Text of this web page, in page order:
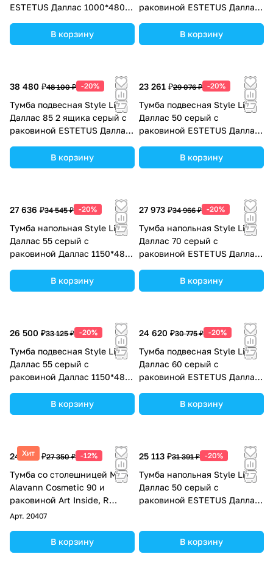
ESTETUS Даллас 1000*480
В корзину
раковиной ESTETUS Даллас
В корзину
38 480 ₽48 100 ₽ -20%
Тумба подвесная Style Line
Даллас 85 2 ящика серый с
раковиной ESTETUS Даллас
В корзину
23 261 ₽29 076 ₽ -20%
Тумба подвесная Style Line
Даллас 50 серый с
раковиной ESTETUS Даллас
В корзину
27 636 ₽34 545 ₽ -20%
Тумба напольная Style Line
Даллас 55 серый с
раковиной Даллас 1150*480
В корзину
27 973 ₽34 966 ₽ -20%
Тумба напольная Style Line
Даллас 70 серый с
раковиной ESTETUS Даллас
В корзину
26 500 ₽33 125 ₽ -20%
Тумба подвесная Style Line
Даллас 55 серый с
раковиной Даллас 1150*480
В корзину
24 620 ₽30 775 ₽ -20%
Тумба подвесная Style Line
Даллас 60 серый с
раковиной ESTETUS Даллас
В корзину
Хит
24 068 ₽27 350 ₽ -12%
Тумба со столешницей Мдф
Alavann Cosmetic 90 и
раковиной Art Inside, R
правая, корзина, под
Арт. 20407
В корзину
25 113 ₽31 391 ₽ -20%
Тумба напольная Style Line
Даллас 50 серый с
раковиной ESTETUS Даллас
В корзину